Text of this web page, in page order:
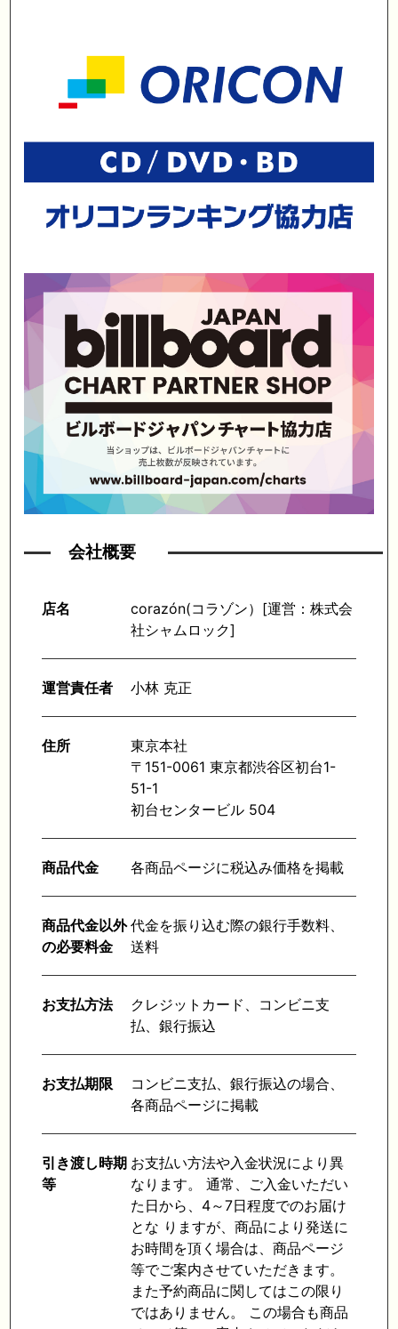
会社概要
店名
corazón(コラゾン）[運営：株式会
社シャムロック]
運営責任者 小林 克正
住所
東京本社
〒151-0061 東京都渋谷区初台1-
51-1
初台センタービル 504
商品代金 各商品ページに税込み価格を掲載
商品代金以外
の必要料金
代金を振り込む際の銀行手数料、
送料
お支払方法
クレジットカード、コンビニ支
払、銀行振込
お支払期限
コンビニ支払、銀行振込の場合、
各商品ページに掲載
引き渡し時期
等
お支払い方法や入金状況により異
なります。 通常、ご入金いただい
た日から、4～7日程度でのお届け
とな りますが、商品により発送に
お時間を頂く場合は、商品ページ
等でご案内させていただきます。
また予約商品に関してはこの限り
ではありません。 この場合も商品